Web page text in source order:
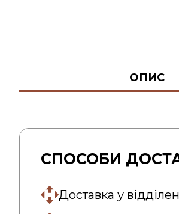
ОПИС
СПОСОБИ
Доставка у